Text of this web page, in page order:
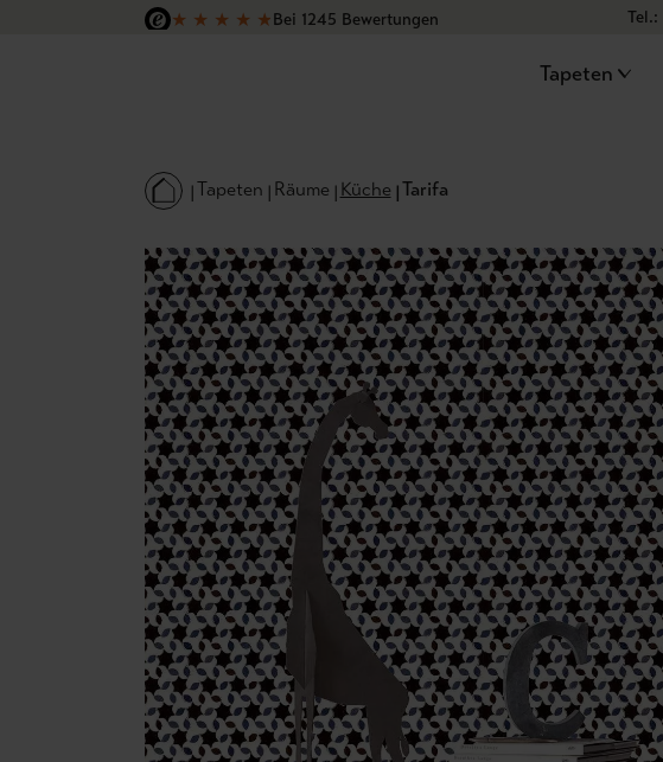
Hauptinhalt springen
Zur Suche springen
Zur Hauptnavigation springen
★ ★ ★ ★ ★Bei 1245 Bewertungen
Tel.:
Tapeten
Tapeten Räume Küche Tarifa